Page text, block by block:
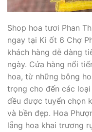
Shop hoa tươi Phan
ngay tại Ki ốt 6 Chợ
khách hàng dễ dàng
ngày. Cửa hàng nổi
hoa, từ những bông
trọng cho đến các
đều được tuyển chọn
và bền đẹp. Hoa
lẵng hoa khai trương